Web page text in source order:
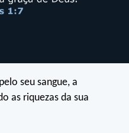
seu sangue, a
as riquezas da sua